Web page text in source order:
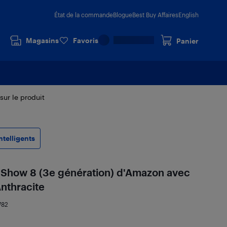
État de la commandeBlogueBest Buy AffairesEnglish
Magasins Favoris Panier
le produit
8 (3e génération) d'Amazon avec